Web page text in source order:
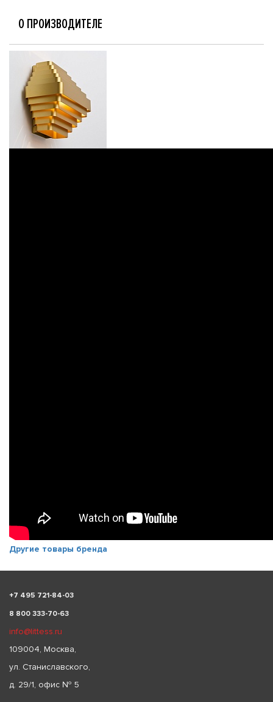
О ПРОИЗВОДИТЕЛЕ
Другие товары бренда
+7 495 721-84-03
8 800 333-70-63
info@littess.ru
109004, Москва,
ул. Станиславского,
д. 29/1, офис № 5